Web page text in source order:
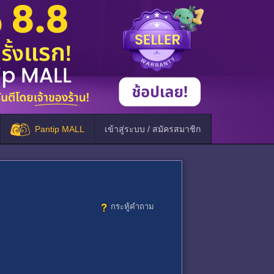
Pantip MALL เข้าสู่ระบบ / สมัครสมาชิก
กระทู้คำถาม